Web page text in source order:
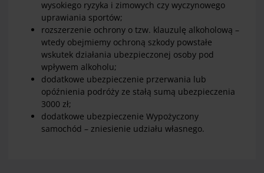
wysokiego ryzyka i zimowych czy wyczynowego
uprawiania sportów;
rozszerzenie ochrony o tzw. klauzulę alkoholową –
wtedy obejmiemy ochroną szkody powstałe
wskutek działania ubezpieczonej osoby pod
wpływem alkoholu;
dodatkowe ubezpieczenie przerwania lub
opóźnienia podróży ze stałą sumą ubezpieczenia
3000 zł;
dodatkowe ubezpieczenie Wypożyczony
samochód – zniesienie udziału własnego.